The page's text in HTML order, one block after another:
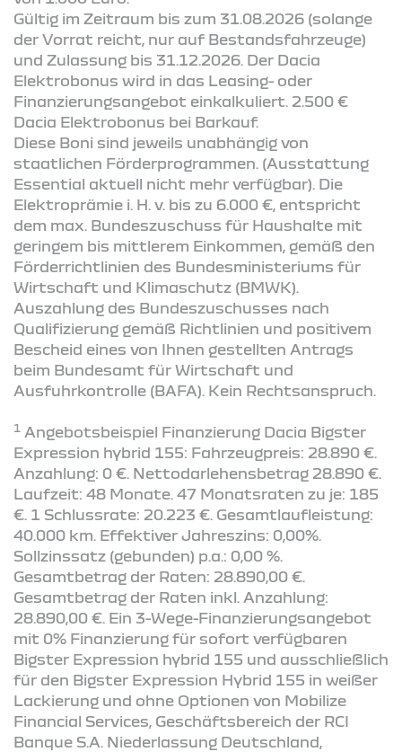
Gültig im Zeitraum bis zum 31.08.2026 (solange
der Vorrat reicht, nur auf Bestandsfahrzeuge)
und Zulassung bis 31.12.2026. Der Dacia
Elektrobonus wird in das Leasing- oder
Finanzierungsangebot einkalkuliert. 2.500 €
Dacia Elektrobonus bei Barkauf.
Diese Boni sind jeweils unabhängig von
staatlichen Förderprogrammen. (Ausstattung
Essential aktuell nicht mehr verfügbar). Die
Elektroprämie i. H. v. bis zu 6.000 €, entspricht
dem max. Bundeszuschuss für Haushalte mit
geringem bis mittlerem Einkommen, gemäß den
Förderrichtlinien des Bundesministeriums für
Wirtschaft und Klimaschutz (BMWK).
Auszahlung des Bundeszuschusses nach
Qualifizierung gemäß Richtlinien und positivem
Bescheid eines von Ihnen gestellten Antrags
beim Bundesamt für Wirtschaft und
Ausfuhrkontrolle (BAFA). Kein Rechtsanspruch.
1 Angebotsbeispiel Finanzierung Dacia Bigster
Expression hybrid 155: Fahrzeugpreis: 28.890 €.
Anzahlung: 0 €. Nettodarlehensbetrag 28.890 €.
Laufzeit: 48 Monate. 47 Monatsraten zu je: 185
€. 1 Schlussrate: 20.223 €. Gesamtlaufleistung:
40.000 km. Effektiver Jahreszins: 0,00%.
Sollzinssatz (gebunden) p.a.: 0,00 %.
Gesamtbetrag der Raten: 28.890,00 €.
Gesamtbetrag der Raten inkl. Anzahlung:
28.890,00 €. Ein 3-Wege-Finanzierungsangebot
mit 0% Finanzierung für sofort verfügbaren
Bigster Expression hybrid 155 und ausschließlich
für den Bigster Expression Hybrid 155 in weißer
Lackierung und ohne Optionen von Mobilize
Financial Services, Geschäftsbereich der RCI
Banque S.A. Niederlassung Deutschland,